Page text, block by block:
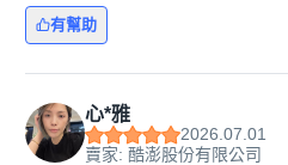
有幫助
心*雅
2026.07.01
賣家: 酷澎股份有限公司